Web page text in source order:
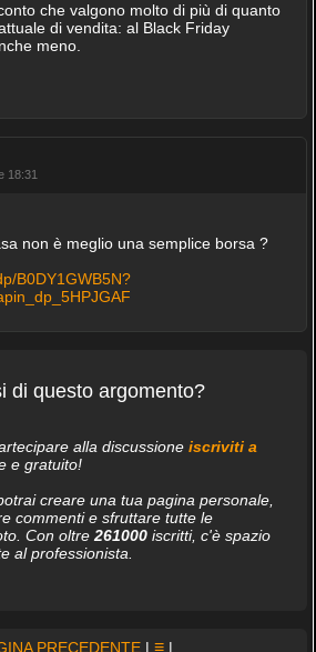
che valgono molto di più di quanto
di vendita: al Black Friday
meno.
18:31
non è meglio una semplice borsa ?
B0DY1GWB5N?
di questo argomento?
alla discussione iscriviti a
e gratuito!
creare una tua pagina personale,
commenti e sfruttare tutte le
Con oltre 261000iscritti, c'è spazio
al professionista.
PRECEDENTE | ≡ |